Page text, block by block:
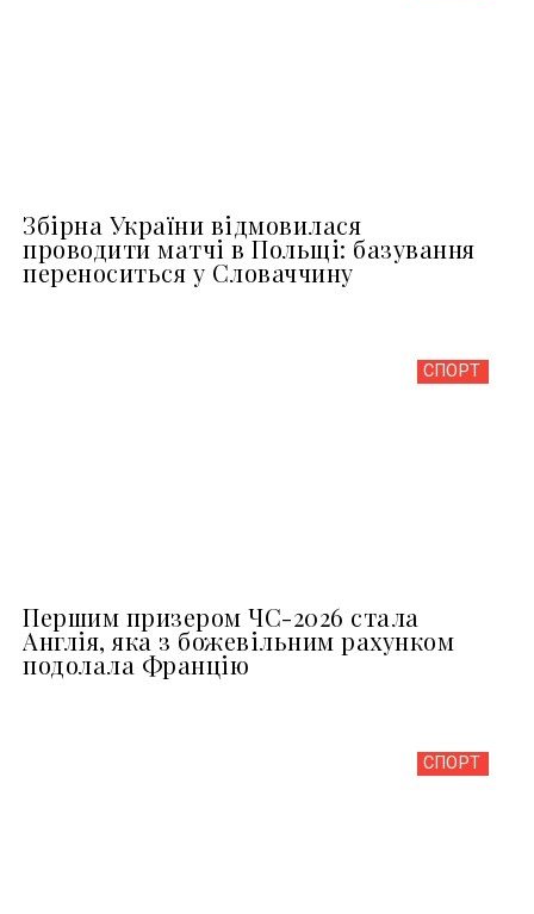
Збірна України відмовилася
проводити матчі в Польщі: базування
переноситься у Словаччину
СПОРТ
Першим призером ЧС-2026 стала
Англія, яка з божевільним рахунком
подолала Францію
СПОРТ